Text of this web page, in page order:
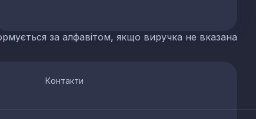
за алфавітом, якщо виручка не вказана
Контакти